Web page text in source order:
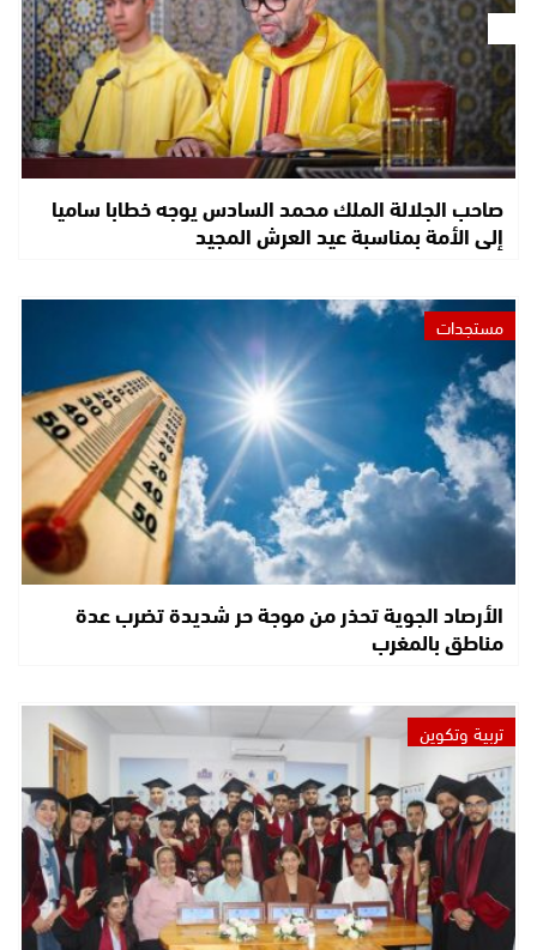
صاحب الجلالة الملك محمد السادس يوجه خطابا ساميا
إلى الأمة بمناسبة عيد العرش المجيد
مستجدات
الأرصاد الجوية تحذر من موجة حر شديدة تضرب عدة
مناطق بالمغرب
تربية وتكوين